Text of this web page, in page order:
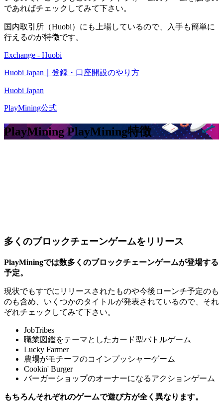
であればチェックしてみて下さい。
国内取引所（Huobi）にも上場しているので、入手も簡単に
行えるのが特徴です。
Exchange - Huobi
Huobi Japan｜登録・口座開設のやり方
Huobi Japan
PlayMining公式
PlayMining PlayMining特徴
多くのブロックチェーンゲームをリリース
PlayMiningでは数多くのブロックチェーンゲームが登場する
予定。
現状でもすでにリリースされたものや今後ローンチ予定のも
のも含め、いくつかのタイトルが発表されているので、それ
ぞれチェックしてみて下さい。
JobTribes
職業図鑑をテーマとしたカード型バトルゲーム
Lucky Farmer
農場がモチーフのコインプッシャーゲーム
Cookin' Burger
バーガーショップのオーナーになるアクションゲーム
もちろんそれぞれのゲームで遊び方が全く異なります。